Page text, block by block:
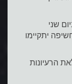
שני
באירוע החשיפה יתקיימו
הרעיונות